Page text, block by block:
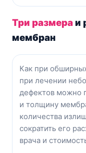
Три размера и
мембран
Как при
при лечении
дефектов можно
и толщину
количества
сократить его
врача и